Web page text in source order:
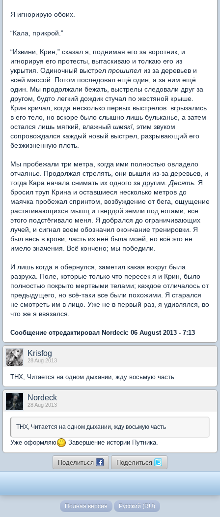
Я игнорирую обоих.
“Кала, прикрой.”
“Извини, Крин,” сказал я, поднимая его за воротник, и
игнорируя его протесты, вытаскиваю и толкаю его из
укрытия. Одиночный выстрел прошипел из за деревьев и
всей массой. Потом последовал ещё один, а за ним ещё
один. Мы продолжали бежать, выстрелы следовали друг за
другом, будто легкий дождик стучал по жестяной крыше.
Крин кричал, когда несколько первых выстрелов вгрызались
в его тело, но вскоре было слышно лишь бульканье, а затем
остался лишь мягкий, влажный шмяк!, этим звуком
сопровождался каждый новый выстрел, разрывающий его
безжизненную плоть.
Мы пробежали три метра, когда ими полностью овладело
отчаянье. Продолжая стрелять, они вышли из-за деревьев, и
тогда Кара начала снимать их одного за другим. Десять. Я
бросил труп Крина и оставшиеся несколько метров до
маячка пробежал спринтом, возбуждение от бега, ощущение
растягивающихся мышц и твердой земли под ногами, все
этого подстёгивало меня. Я добрался до ограничивающих
лучей, и сигнал воем обозначил окончание тренировки. Я
был весь в крови, часть из неё была моей, но всё это не
имело значения. Всё кончено; мы победили.
И лишь когда я обернулся, заметил какая вокруг была
разруха. Поле, которые только что пересек я и Крин, было
полностью покрыто мертвыми телами; каждое отличалось от
предыдущего, но всё-таки все были похожими. Я старался
не смотреть им в лицо. Уже не в первый раз, я удивлялся, во
что же я ввязался.
Сообщение отредактировал Nordeck: 06 August 2013 - 7:13
Krisfog
28 Aug 2013
THX, Читается на одном дыхании, жду восьмую часть
Nordeck
28 Aug 2013
THX, Читается на одном дыхании, жду восьмую часть
Уже оформляю Завершение истории Путника.
Поделиться Поделиться
Полная версия Русский (RU)